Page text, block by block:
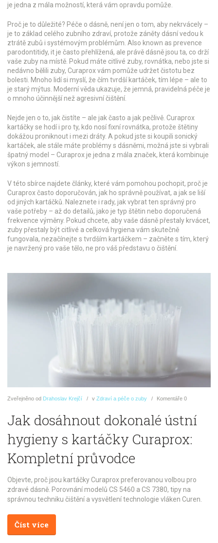
je jedna z mála možností, která vám opravdu pomůže.
Proč je to důležité? Péče o dásně, není jen o tom, aby nekrvácely –
je to základ celého zubního zdraví, protože záněty dásní vedou k
ztrátě zubů i systémovým problémům . Also known as prevence
parodontitidy, it je často přehlížená, ale právě dásně jsou ta, co drží
vaše zuby na místě. Pokud máte citlivé zuby, rovnátka, nebo jste si
nedávno bělili zuby, Curaprox vám pomůže udržet čistotu bez
bolesti. Mnoho lidí si myslí, že čím tvrdší kartáček, tím lépe – ale to
je starý mýtus. Moderní věda ukazuje, že jemná, pravidelná péče je
o mnoho účinnější než agresivní čištění.
Nejde jen o to, jak čistíte – ale jak často a jak pečlivě. Curaprox
kartáčky se hodí i pro ty, kdo nosí fixní rovnátka, protože štětiny
dokážou proniknout i mezi dráty. A pokud jste si koupili sonický
kartáček, ale stále máte problémy s dásněmi, možná jste si vybrali
špatný model – Curaprox je jedna z mála značek, která kombinuje
výkon s jemností.
V této sbírce najdete články, které vám pomohou pochopit, proč je
Curaprox často doporučován, jak ho správně používat, a jak se liší
od jiných kartáčků. Naleznete i rady, jak vybrat ten správný pro
vaše potřeby – až do detailů, jako je typ štětin nebo doporučená
frekvence výměny. Pokud chcete, aby vaše dásně přestaly krvácet,
zuby přestaly být citlivé a celková hygiena vám skutečně
fungovala, nezačínejte s tvrdším kartáčkem – začněte s tím, který
je navržený pro vaše tělo, ne pro váš představu o čištění.
Zveřejněno od Drahoslav Krejčí v Zdraví a péče o zuby Komentáře 0
Jak dosáhnout dokonalé ústní
hygieny s kartáčky Curaprox:
Kompletní průvodce
Objevte, proč jsou kartáčky Curaprox preferovanou volbou pro
zdravé dásně. Porovnání modelů CS 5460 a CS 7380, tipy na
správnou techniku čištění a vysvětlení technologie vláken Curen.
Číst více